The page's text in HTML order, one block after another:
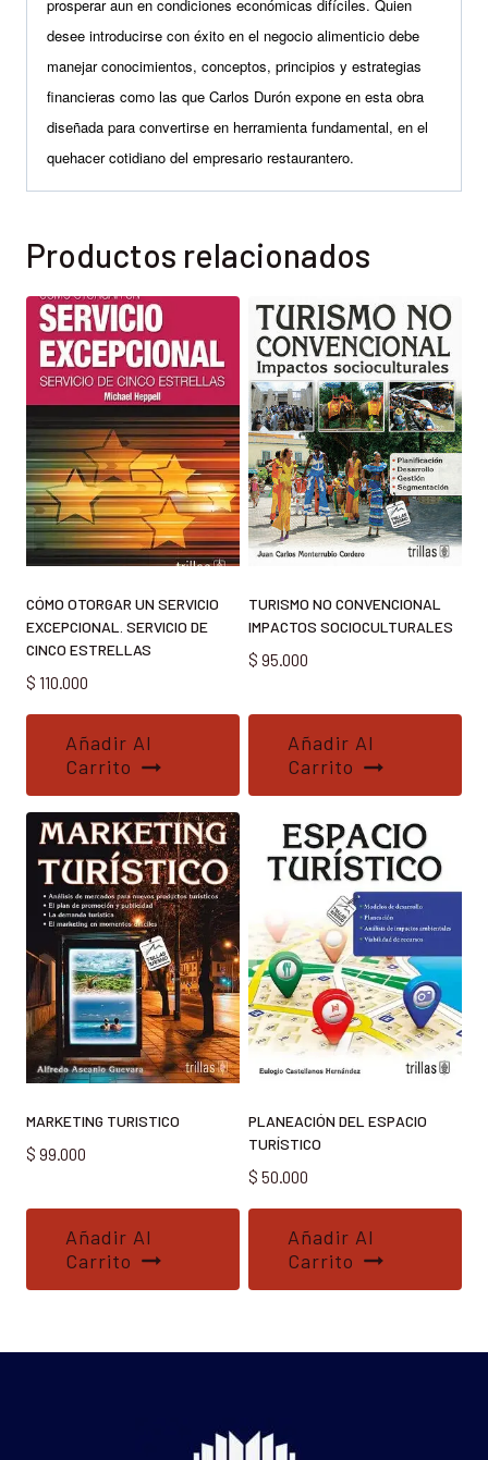
prosperar aun en condiciones económicas difíciles. Quien
desee introducirse con éxito en el negocio alimenticio debe
manejar conocimientos, conceptos, principios y estrategias
financieras como las que Carlos Durón expone en esta obra
diseñada para convertirse en herramienta fundamental, en el
quehacer cotidiano del empresario restaurantero.
Productos relacionados
CÓMO OTORGAR UN SERVICIO
EXCEPCIONAL. SERVICIO DE
CINCO ESTRELLAS
$ 110.000
Añadir Al
Carrito
TURISMO NO CONVENCIONAL
IMPACTOS SOCIOCULTURALES
$ 95.000
Añadir Al
Carrito
MARKETING TURISTICO
$ 99.000
Añadir Al
Carrito
PLANEACIÓN DEL ESPACIO
TURÍSTICO
$ 50.000
Añadir Al
Carrito